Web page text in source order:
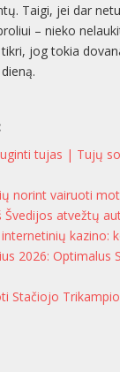
Taigi, jei dar
– nieko
jog tokia
tujas | Tujų
norint vairuoti
Švedijos atvežtų
kazino:
2026: Optimalus
Stačiojo